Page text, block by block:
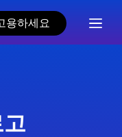
용하세요